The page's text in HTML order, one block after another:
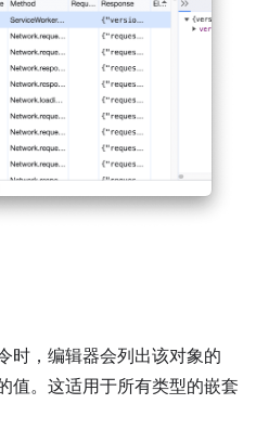
时，编辑器会列出该对象的
值。这适用于所有类型的嵌套